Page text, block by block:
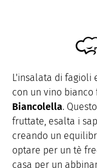
L'insalata di fagioli
con un vino
Biancolella.
fruttate, esalta i
creando un
optare per un tè
casa per un